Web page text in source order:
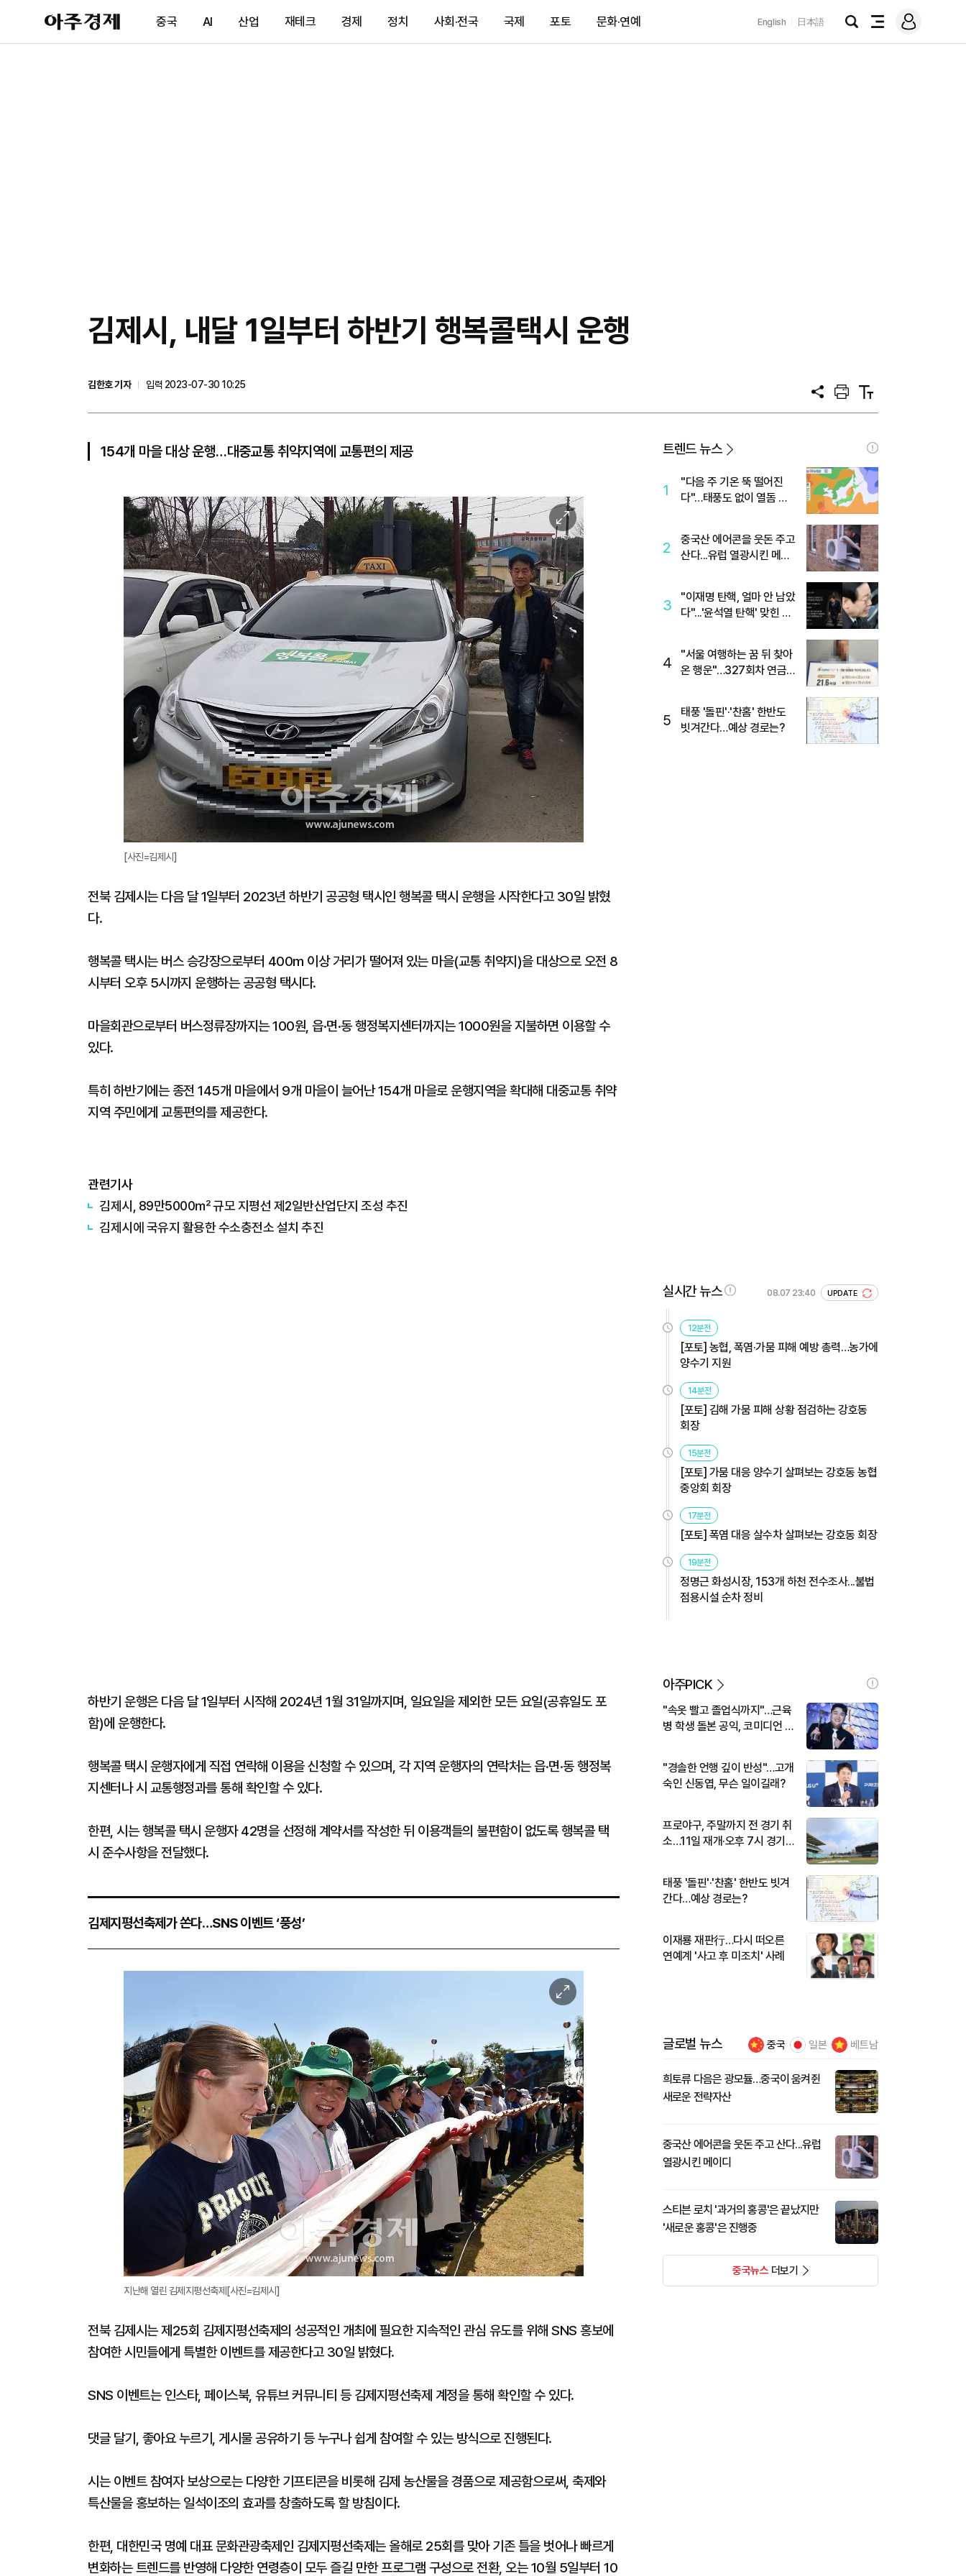
아
주
제
중국 AI 산업 재테크 경제 정치 사회·전국 국제 포토 문화·연예 English 日本語
검
전
메
그
김제시, 내달 1일부터 하반기 행복콜택시 운행
김한호 기자
입력 2023-07-30 10:25
공
프
트
텍
트
154개 마을 대상 운행…대중교통 취약지역에 교통편의 제공
이
미
지
확
대
[사진=김제시]
전북 김제시는 다음 달 1일부터 2023년 하반기 공공형 택시인 행복콜 택시 운행을 시작한다고 30일 밝혔
다.
행복콜 택시는 버스 승강장으로부터 400m 이상 거리가 떨어져 있는 마을(교통 취약지)을 대상으로 오전 8
시부터 오후 5시까지 운행하는 공공형 택시다.
마을회관으로부터 버스정류장까지는 100원, 읍·면·동 행정복지센터까지는 1000원을 지불하면 이용할 수
있다.
특히 하반기에는 종전 145개 마을에서 9개 마을이 늘어난 154개 마을로 운행지역을 확대해 대중교통 취약
지역 주민에게 교통편의를 제공한다.
관련기사
김제시, 89만5000㎡ 규모 지평선 제2일반산업단지 조성 추진
김제시에 국유지 활용한 수소충전소 설치 추진
하반기 운행은 다음 달 1일부터 시작해 2024년 1월 31일까지며, 일요일을 제외한 모든 요일(공휴일도 포
함)에 운행한다.
행복콜 택시 운행자에게 직접 연락해 이용을 신청할 수 있으며, 각 지역 운행자의 연락처는 읍·면·동 행정복
지센터나 시 교통행정과를 통해 확인할 수 있다.
한편, 시는 행복콜 택시 운행자 42명을 선정해 계약서를 작성한 뒤 이용객들의 불편함이 없도록 행복콜 택
시 준수사항을 전달했다.
김제지평선축제가 쏜다…SNS 이벤트 ‘풍성’
이
미
확
대
지난해 열린 김제지평선축제[사진=김제시]
전북 김제시는 제25회 김제지평선축제의 성공적인 개최에 필요한 지속적인 관심 유도를 위해 SNS 홍보에
참여한 시민들에게 특별한 이벤트를 제공한다고 30일 밝혔다.
SNS 이벤트는 인스타, 페이스북, 유튜브 커뮤니티 등 김제지평선축제 계정을 통해 확인할 수 있다.
댓글 달기, 좋아요 누르기, 게시물 공유하기 등 누구나 쉽게 참여할 수 있는 방식으로 진행된다.
시는 이벤트 참여자 보상으로는 다양한 기프티콘을 비롯해 김제 농산물을 경품으로 제공함으로써, 축제와
특산물을 홍보하는 일석이조의 효과를 창출하도록 할 방침이다.
한편, 대한민국 명예 대표 문화관광축제인 김제지평선축제는 올해로 25회를 맞아 기존 틀을 벗어나 빠르게
변화하는 트렌드를 반영해 다양한 연령층이 모두 즐길 만한 프로그램 구성으로 전환, 오는 10월 5일부터 10
트렌드 뉴스
1
"다음 주 기온 뚝 떨어진
다"…태풍도 없이 열돔 박
2
중국산 에어콘을 웃돈 주고
산다...유럽 열광시킨 메이
3
"이재명 탄핵, 얼마 안 남았
다"...'윤석열 탄핵' 맞힌 무
4
"서울 여행하는 꿈 뒤 찾아
온 행운"…327회차 연금
5
태풍 '돌핀'·'찬홈' 한반도
빗겨간다…예상 경로는?
실시간 뉴스 08.07 23:40 UPDATE
12분전
[포토] 농협, 폭염·가뭄 피해 예방 총력…농가에
양수기 지원
14분전
[포토] 김해 가뭄 피해 상황 점검하는 강호동
회장
15분전
[포토] 가뭄 대응 양수기 살펴보는 강호동 농협
중앙회 회장
17분전
[포토] 폭염 대응 살수차 살펴보는 강호동 회장
19분전
정명근 화성시장, 153개 하천 전수조사...불법
점용시설 순차 정비
아주PICK
"속옷 빨고 졸업식까지"…근육
병 학생 돌본 공익, 코미디언 김
"경솔한 언행 깊이 반성"…고개
숙인 신동엽, 무슨 일이길래?
프로야구, 주말까지 전 경기 취
소…11일 재개·오후 7시 경기
태풍 '돌핀'·'찬홈' 한반도 빗겨
간다…예상 경로는?
이재룡 재판行…다시 떠오른
연예계 '사고 후 미조치' 사례
글로벌 뉴스 중국 일본 베트남
희토류 다음은 광모듈…중국이 움켜쥔
새로운 전략자산
중국산 에어콘을 웃돈 주고 산다...유럽
열광시킨 메이디
스티븐 로치 '과거의 홍콩'은 끝났지만
'새로운 홍콩'은 진행중
중국뉴스더보기